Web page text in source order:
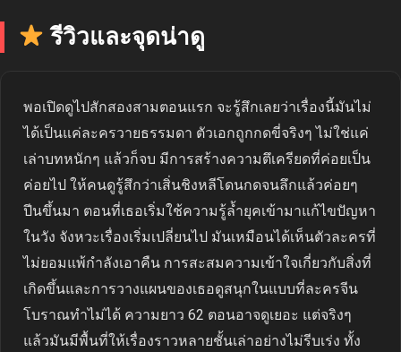
รีวิวและจุดน่าดู
พอเปิดดูไปสักสองสามตอนแรก จะรู้สึกเลยว่าเรื่องนี้มันไม่
ได้เป็นแค่ละครวายธรรมดา ตัวเอกถูกกดขี่จริงๆ ไม่ใช่แค่
เล่าบทหนักๆ แล้วก็จบ มีการสร้างความตึเครียดที่ค่อยเป็น
ค่อยไป ให้คนดูรู้สึกว่าเสิ่นชิงหลีโดนกดจนลึกแล้วค่อยๆ
ปีนขึ้นมา ตอนที่เธอเริ่มใช้ความรู้ล้ำยุคเข้ามาแก้ไขปัญหา
ในวัง จังหวะเรื่องเริ่มเปลี่ยนไป มันเหมือนได้เห็นตัวละครที่
ไม่ยอมแพ้กำลังเอาคืน การสะสมความเข้าใจเกี่ยวกับสิ่งที่
เกิดขึ้นและการวางแผนของเธอดูสนุกในแบบที่ละครจีน
โบราณทำไม่ได้ ความยาว 62 ตอนอาจดูเยอะ แต่จริงๆ
แล้วมันมีพื้นที่ให้เรื่องราวหลายชั้นเล่าอย่างไม่รีบเร่ง ทั้ง